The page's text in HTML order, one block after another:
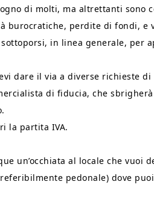
di molti, ma altrettanti sono
perdite di fondi, e
in linea generale, per
dare il via a diverse richieste
di fiducia, che
la partita IVA.
un’occhiata al locale che vuoi
pedonale) dove